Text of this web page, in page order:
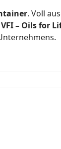
. Voll
VFI – Oils for